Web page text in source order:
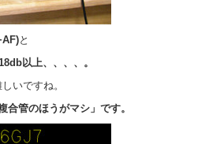
と
以上、、、、。
いですね。
合管のほうがマシ」です。